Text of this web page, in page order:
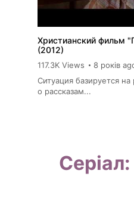
Христианский фильм
(2012)
117.3K Views 8 років
Ситуация базируется
о рассказам...
Серіал: